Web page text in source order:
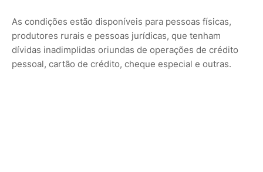
As condições estão disponíveis para pessoas físicas,
produtores rurais e pessoas jurídicas, que tenham
dívidas inadimplidas oriundas de operações de crédito
pessoal, cartão de crédito, cheque especial e outras.